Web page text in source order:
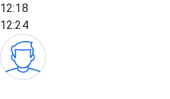
12:18
12:24